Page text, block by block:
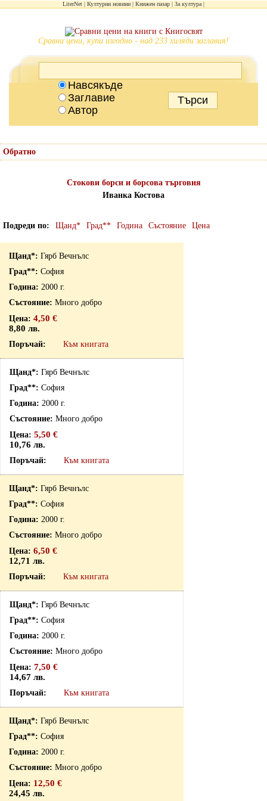
LiterNet Културни новини Книжен пазар За култура
Сравни цени, купи изгодно - над 233 хиляди заглавия!
Навсякъде
Заглавие
Автор
Обратно
Стокови борси и борсова търговия
Иванка Костова
Подреди по Щанд* Град** Година Състояние Цена
Гярб Вечнълс
София
2000 г.
Много добро
4,50 €
8,80 лв.
Към книгата
Гярб Вечнълс
София
2000 г.
Много добро
5,50 €
10,76 лв.
Към книгата
Гярб Вечнълс
София
2000 г.
Много добро
6,50 €
12,71 лв.
Към книгата
Гярб Вечнълс
София
2000 г.
Много добро
7,50 €
14,67 лв.
Към книгата
Гярб Вечнълс
София
2000 г.
Много добро
12,50 €
24,45 лв.